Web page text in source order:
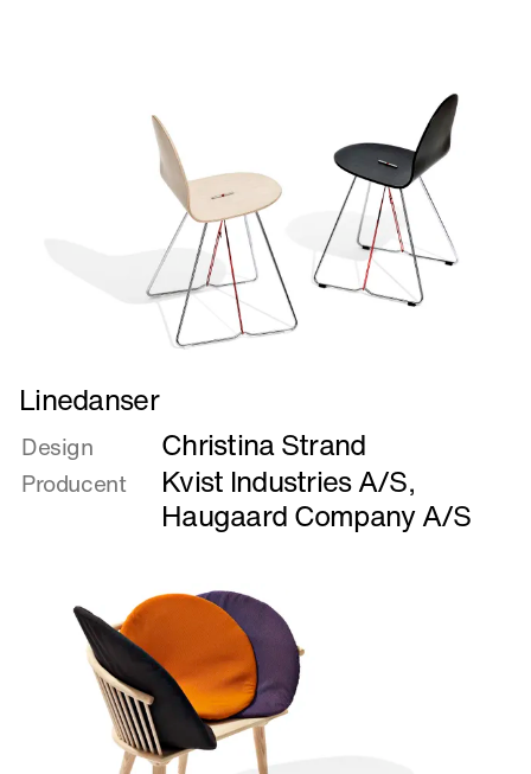
Læs
mere
om
Linedanser
Linedanser
Design Christina Strand
Producent Kvist Industries A/S,
Haugaard Company A/S